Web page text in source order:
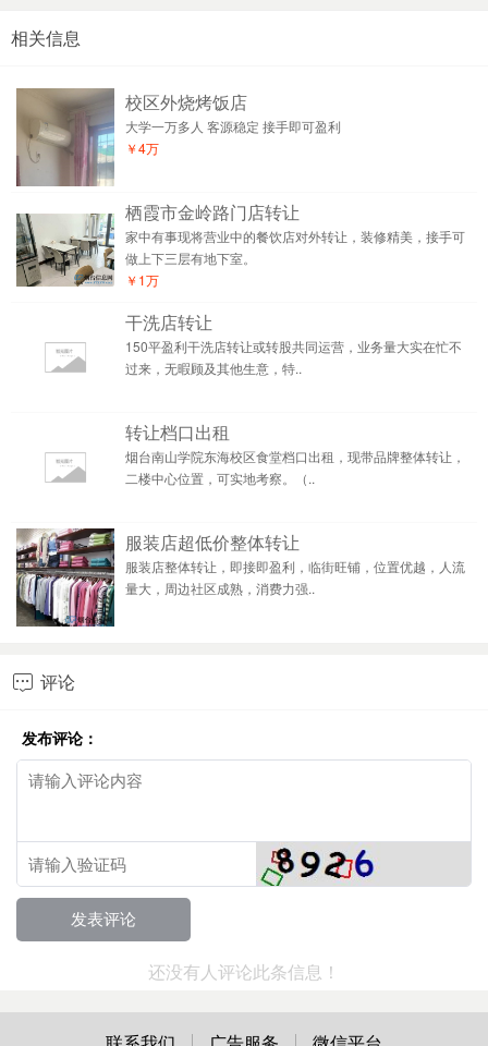
相关信息
校区外烧烤饭店
大学一万多人 客源稳定 接手即可盈利
￥4万
栖霞市金岭路门店转让
家中有事现将营业中的餐饮店对外转让，装修精美，接手可
做上下三层有地下室。
￥1万
干洗店转让
150平盈利干洗店转让或转股共同运营，业务量大实在忙不
过来，无暇顾及其他生意，特..
转让档口出租
烟台南山学院东海校区食堂档口出租，现带品牌整体转让，
二楼中心位置，可实地考察。（..
服装店超低价整体转让
服装店整体转让，即接即盈利，临街旺铺，位置优越，人流
量大，周边社区成熟，消费力强..
 评论
发布评论：
还没有人评论此条信息！